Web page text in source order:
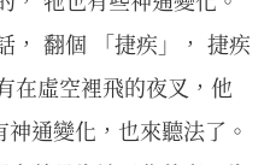
， 翻個 「捷疾」， 捷疾
在虛空裡飛的夜叉，他
通變化，也來聽法了。